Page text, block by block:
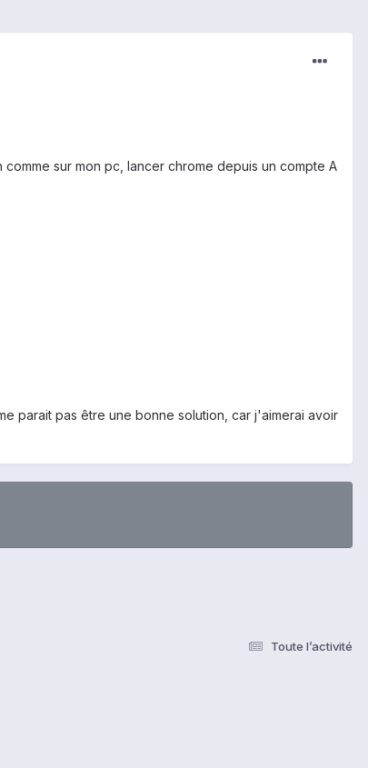
sur mon pc, lancer chrome depuis un compte A
parait pas être une bonne solution, car j'aimerai avoir
Toute l’activité